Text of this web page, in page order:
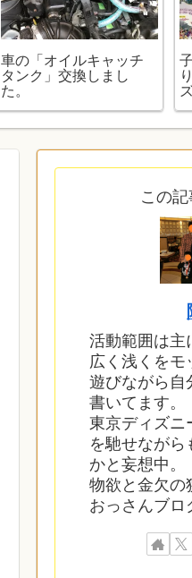
車の「オイルキャッチ
タンク」交換しまし
た。
この
活動範囲は
広く浅くを
遊びながら自
書い
東京ディズニ
を馳せながら
かと妄想中。
物欲と金欠
おっさんブロ